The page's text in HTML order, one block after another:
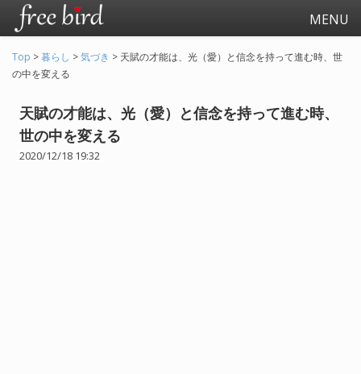
MENU
Top >暮らし >気づき > 天賦の才能は、光（愛）と信念を持って進む時、世
の中を変える
天賦の才能は、光（愛）と信念を持って進む時、
世の中を変える
2020/12/18 19:32